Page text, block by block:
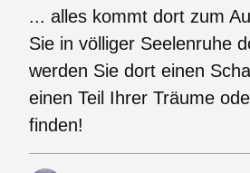
... alles kommt dort zum
Sie in völliger Seelenruhe
werden Sie dort einen
einen Teil Ihrer Träume
finden!